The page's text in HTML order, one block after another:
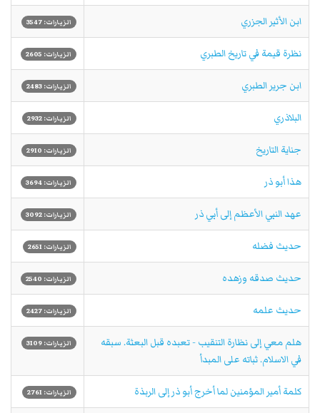
ابن الأثير الجزري الزيارات: 3547
نظرة قيمة في تاريخ الطبري الزيارات: 2605
ابن جرير الطبري الزيارات: 2483
البلاذري الزيارات: 2932
جناية التاريخ الزيارات: 2910
هذا أبو ذر الزيارات: 3694
عهد النبي الأعظم إلى أبي ذر الزيارات: 3092
حديث فضله الزيارات: 2651
حديث صدقه وزهده الزيارات: 2540
حديث علمه الزيارات: 2427
هلم معي إلى نظارة التنقيب - تعبده قبل البعثة. سبقه
في الاسلام. ثباته على المبدأ
الزيارات: 3109
كلمة أمير المؤمنين لما أخرج أبو ذر إلى الربذة الزيارات: 2761